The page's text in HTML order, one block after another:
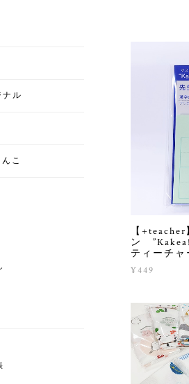
【
ン
ティーチャ
¥449
ル
こ